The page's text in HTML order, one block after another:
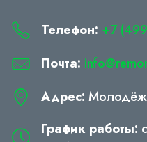
Телефон: +7
Почта:
Адрес:
График работы: